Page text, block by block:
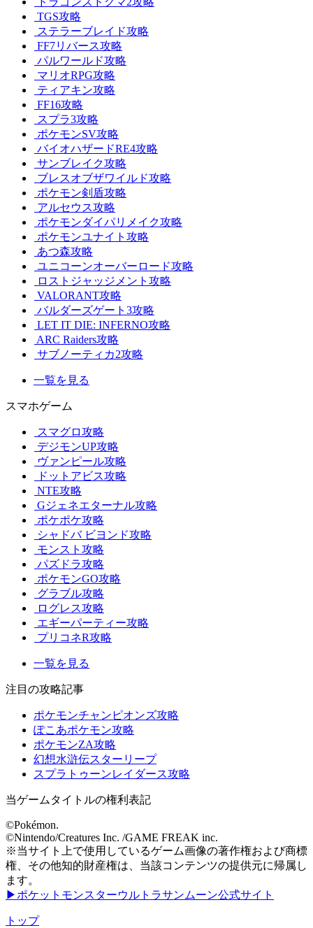
TGS攻略
ステラーブレイド攻略
FF7リバース攻略
パルワールド攻略
マリオRPG攻略
ティアキン攻略
FF16攻略
スプラ3攻略
ポケモンSV攻略
バイオハザードRE4攻略
サンブレイク攻略
ブレスオブザワイルド攻略
ポケモン剣盾攻略
アルセウス攻略
ポケモンダイパリメイク攻略
ポケモンユナイト攻略
あつ森攻略
ユニコーンオーバーロード攻略
ロストジャッジメント攻略
VALORANT攻略
バルダーズゲート3攻略
LET IT DIE: INFERNO攻略
ARC Raiders攻略
サブノーティカ2攻略
一覧を見る
スマホゲーム
スマグロ攻略
デジモンUP攻略
ヴァンピール攻略
ドットアビス攻略
NTE攻略
Gジェネエターナル攻略
ポケポケ攻略
シャドバ ビヨンド攻略
モンスト攻略
パズドラ攻略
ポケモンGO攻略
グラブル攻略
ログレス攻略
エギーパーティー攻略
プリコネR攻略
一覧を見る
注目の攻略記事
ポケモンチャンピオンズ攻略
ぽこあポケモン攻略
ポケモンZA攻略
幻想水滸伝スターリープ
スプラトゥーンレイダース攻略
当ゲームタイトルの権利表記
©Pokémon.
©Nintendo/Creatures Inc. /GAME FREAK inc.
※当サイト上で使用しているゲーム画像の著作権および商標
権、その他知的財産権は、当該コンテンツの提供元に帰属し
ます。
▶ポケットモンスターウルトラサンムーン公式サイト
トップ